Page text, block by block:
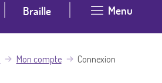
Braille Menu
Mon compte Connexion